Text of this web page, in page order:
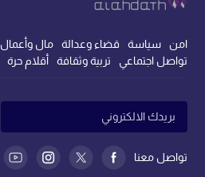
امن سياسة قضاء وعدالة مال وأعمال
تواصل اجتماعي
تربية وثقافة أقلام حرة
تواصل معنا